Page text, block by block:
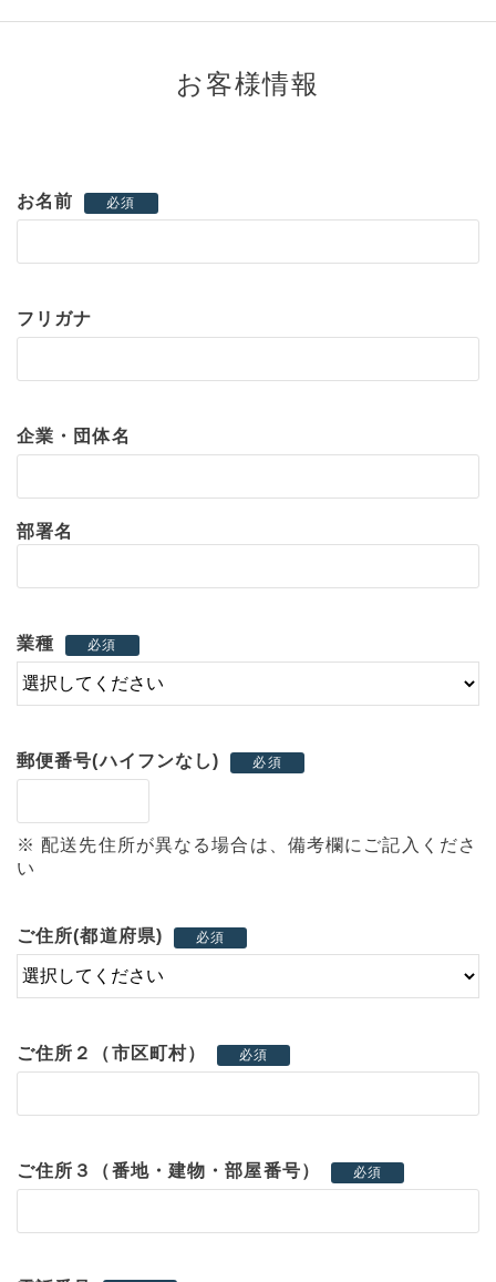
お客様情報
お名前 必須
フリガナ
企業・団体名
部署名
業種 必須
郵便番号(ハイフンなし) 必須
※ 配送先住所が異なる場合は、備考欄にご記入くださ
い
ご住所(都道府県) 必須
ご住所２（市区町村） 必須
ご住所３（番地・建物・部屋番号） 必須